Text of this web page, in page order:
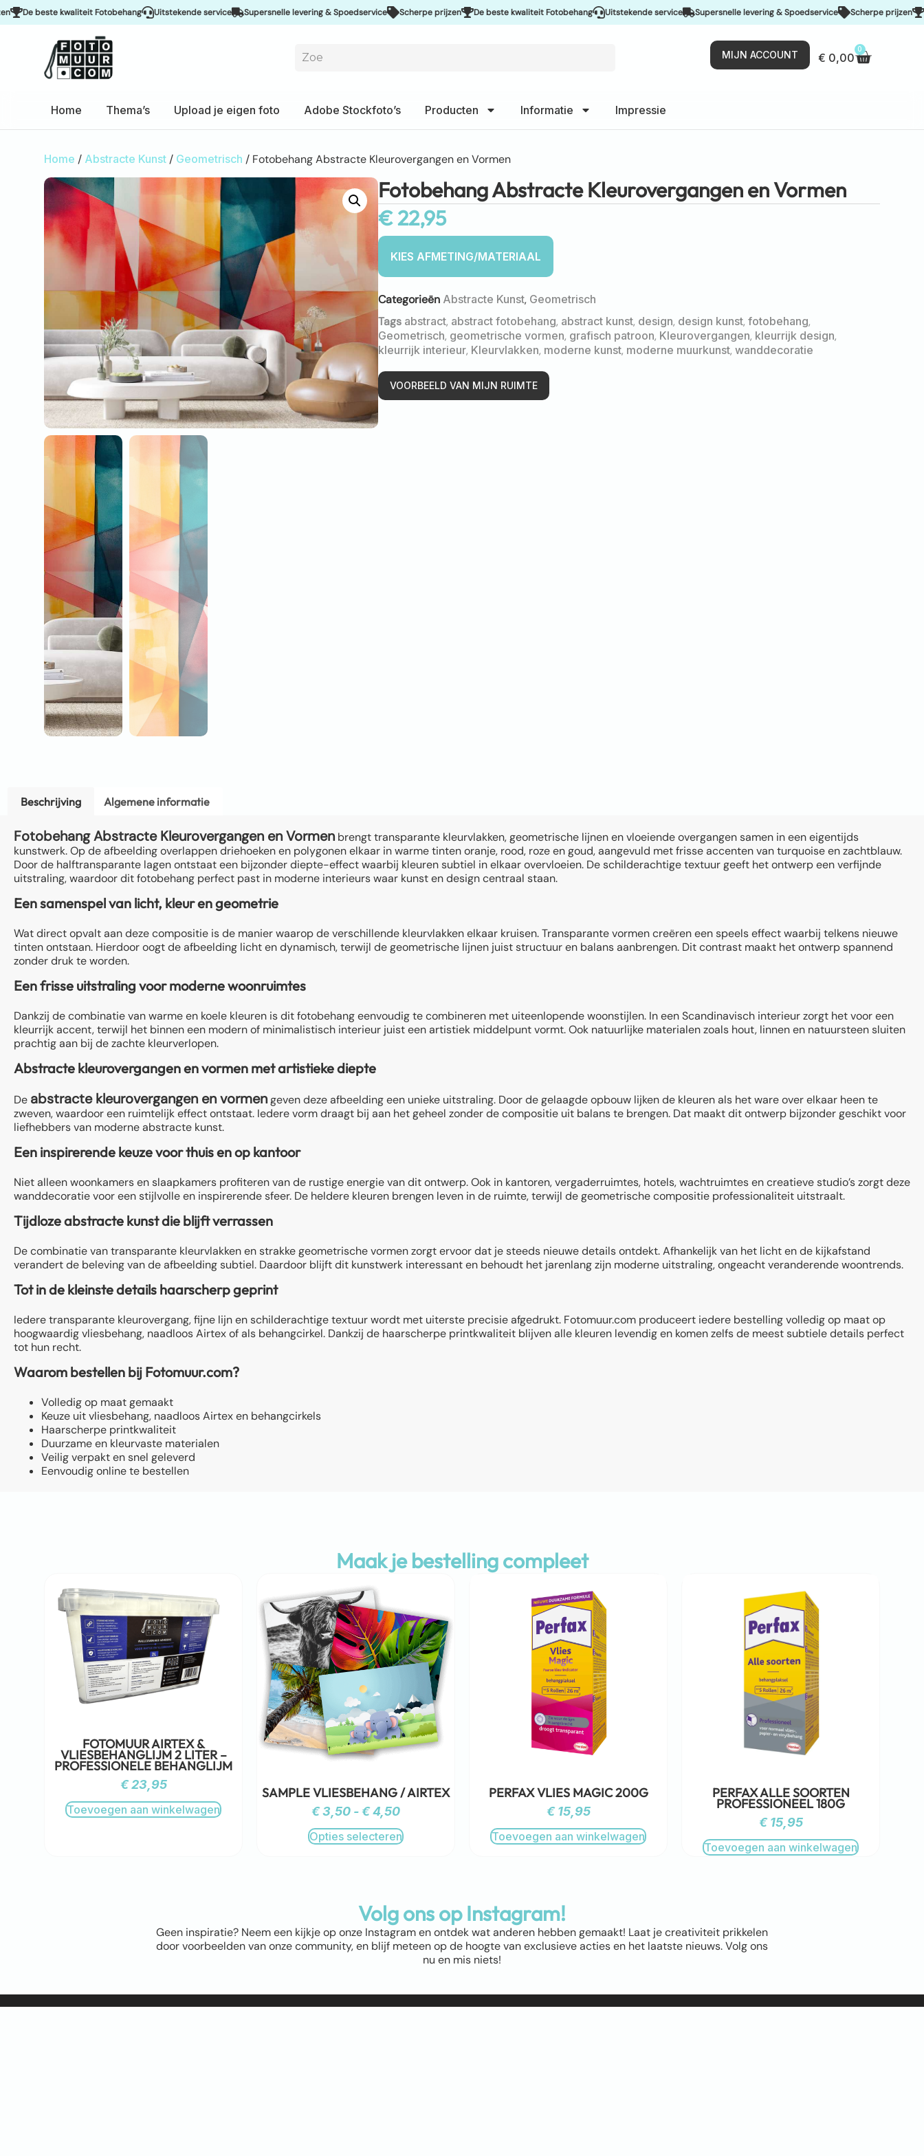
De beste kwaliteit Fotobehang Uitstekende service Supersnelle levering & Spoedservice Scherpe prijzen De beste kwaliteit Fotobehang Uitstekende service Supersnelle levering & Spoedservice Scherpe prijzen De
MIJN ACCOUNT € 0,00
0
Home Thema’s Upload je eigen foto Adobe Stockfoto’s Producten Informatie Impressie
Home / Abstracte Kunst / Geometrisch / Fotobehang Abstracte Kleurovergangen en Vormen
Fotobehang Abstracte Kleurovergangen en Vormen
€22,95
Categorieën Abstracte Kunst, Geometrisch
Tags abstract, abstract fotobehang, abstract kunst, design, design kunst,fotobehang,
Geometrisch, geometrische vormen, grafisch patroon, Kleurovergangen, kleurrijk design,
kleurrijk interieur, Kleurvlakken, moderne kunst, moderne muurkunst,wanddecoratie
VOORBEELD VAN MIJN RUIMTE
Beschrijving Algemene informatie
Fotobehang Abstracte Kleurovergangen en Vormen brengt transparante kleurvlakken, geometrische lijnen en vloeiende overgangen samen in een eigentijds
kunstwerk. Op de afbeelding overlappen driehoeken en polygonen elkaar in warme tinten oranje, rood, roze en goud, aangevuld met frisse accenten van turquoise en zachtblauw.
Door de halftransparante lagen ontstaat een bijzonder diepte-effect waarbij kleuren subtiel in elkaar overvloeien. De schilderachtige textuur geeft het ontwerp een verfijnde
uitstraling, waardoor dit fotobehang perfect past in moderne interieurs waar kunst en design centraal staan.
Een samenspel van licht, kleur en geometrie
Wat direct opvalt aan deze compositie is de manier waarop de verschillende kleurvlakken elkaar kruisen. Transparante vormen creëren een speels effect waarbij telkens nieuwe
tinten ontstaan. Hierdoor oogt de afbeelding licht en dynamisch, terwijl de geometrische lijnen juist structuur en balans aanbrengen. Dit contrast maakt het ontwerp spannend
zonder druk te worden.
Een frisse uitstraling voor moderne woonruimtes
Dankzij de combinatie van warme en koele kleuren is dit fotobehang eenvoudig te combineren met uiteenlopende woonstijlen. In een Scandinavisch interieur zorgt het voor een
kleurrijk accent, terwijl het binnen een modern of minimalistisch interieur juist een artistiek middelpunt vormt. Ook natuurlijke materialen zoals hout, linnen en natuursteen sluiten
prachtig aan bij de zachte kleurverlopen.
Abstracte kleurovergangen en vormen met artistieke diepte
De abstracte kleurovergangen en vormengeven deze afbeelding een unieke uitstraling. Door de gelaagde opbouw lijken de kleuren als het ware over elkaar heen te
zweven, waardoor een ruimtelijk effect ontstaat. Iedere vorm draagt bij aan het geheel zonder de compositie uit balans te brengen. Dat maakt dit ontwerp bijzonder geschikt voor
liefhebbers van moderne abstracte kunst.
Een inspirerende keuze voor thuis en op kantoor
Niet alleen woonkamers en slaapkamers profiteren van de rustige energie van dit ontwerp. Ook in kantoren, vergaderruimtes, hotels, wachtruimtes en creatieve studio’s zorgt deze
wanddecoratie voor een stijlvolle en inspirerende sfeer. De heldere kleuren brengen leven in de ruimte, terwijl de geometrische compositie professionaliteit uitstraalt.
Tijdloze abstracte kunst die blijft verrassen
De combinatie van transparante kleurvlakken en strakke geometrische vormen zorgt ervoor dat je steeds nieuwe details ontdekt. Afhankelijk van het licht en de kijkafstand
verandert de beleving van de afbeelding subtiel. Daardoor blijft dit kunstwerk interessant en behoudt het jarenlang zijn moderne uitstraling, ongeacht veranderende woontrends.
Tot in de kleinste details haarscherp geprint
Iedere transparante kleurovergang, fijne lijn en schilderachtige textuur wordt met uiterste precisie afgedrukt. Fotomuur.com produceert iedere bestelling volledig op maat op
hoogwaardig vliesbehang, naadloos Airtex of als behangcirkel. Dankzij de haarscherpe printkwaliteit blijven alle kleuren levendig en komen zelfs de meest subtiele details perfect
tot hun recht.
Waarom bestellen bij Fotomuur.com?
Volledig op maat gemaakt
Keuze uit vliesbehang, naadloos Airtex en behangcirkels
Haarscherpe printkwaliteit
Duurzame en kleurvaste materialen
Veilig verpakt en snel geleverd
Eenvoudig online te bestellen
Maak je bestelling compleet
FOTOMUUR AIRTEX &
VLIESBEHANGLIJM 2 LITER –
PROFESSIONELE BEHANGLIJM
€23,95
Toevoegen aan winkelwagen
SAMPLE VLIESBEHANG / AIRTEX
€3,50 - €4,50
Opties selecteren
PERFAX VLIES MAGIC 200G
€15,95
Toevoegen aan winkelwagen
PERFAX ALLE SOORTEN
PROFESSIONEEL 180G
€15,95
Toevoegen aan winkelwagen
Volg ons op Instagram!
Geen inspiratie? Neem een kijkje op onze Instagram en ontdek wat anderen hebben gemaakt! Laat je creativiteit prikkelen
door voorbeelden van onze community, en blijf meteen op de hoogte van exclusieve acties en het laatste nieuws. Volg ons
nu en mis niets!